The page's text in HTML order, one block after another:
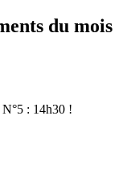
du mois
: 14h30 !